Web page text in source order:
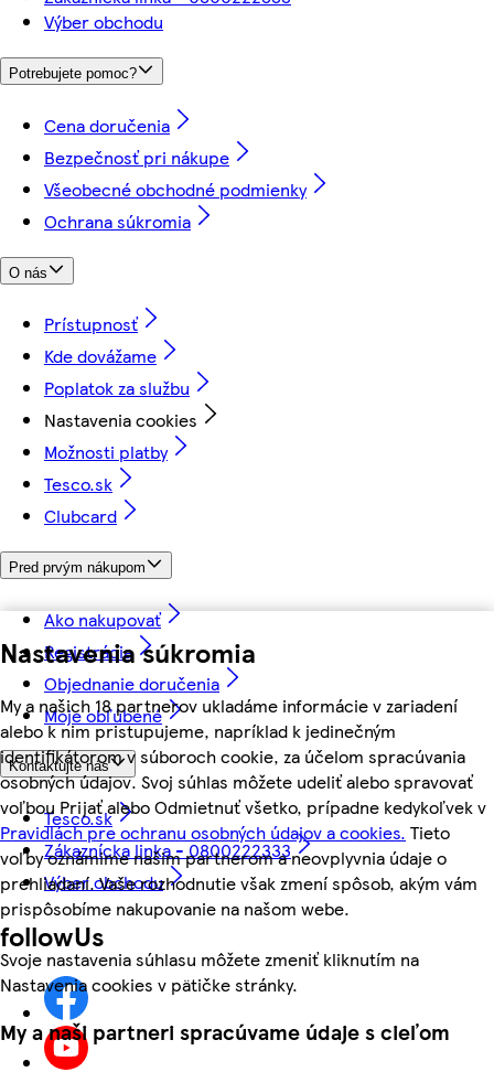
Nastavenia súkromia
My a našich 18 partnerov ukladáme informácie v zariadení
alebo k nim pristupujeme, napríklad k jedinečným
identifikátorom v súboroch cookie, za účelom spracúvania
osobných údajov. Svoj súhlas môžete udeliť alebo spravovať
voľbou Prijať alebo Odmietnuť všetko, prípadne kedykoľvek v
Pravidlách pre ochranu osobných údajov a cookies. Tieto
voľby oznámime našim partnerom a neovplyvnia údaje o
prehliadaní. Vaše rozhodnutie však zmení spôsob, akým vám
prispôsobíme nakupovanie na našom webe.
Svoje nastavenia súhlasu môžete zmeniť kliknutím na
Nastavenia cookies v pätičke stránky.
My a naši partneri spracúvame údaje s cieľom
Výber obchodu
Potrebujete pomoc?
Cena doručenia
Bezpečnosť pri nákupe
Všeobecné obchodné podmienky
Ochrana súkromia
O nás
Prístupnosť
Kde dovážame
Poplatok za službu
Nastavenia cookies
Možnosti platby
Tesco.sk
Clubcard
Pred prvým nákupom
Ako nakupovať
Registrácia
Objednanie doručenia
Moje obľúbené
Kontaktujte nás
Tesco.sk
Zákaznícka linka - 0800222333
Výber obchodu
followUs